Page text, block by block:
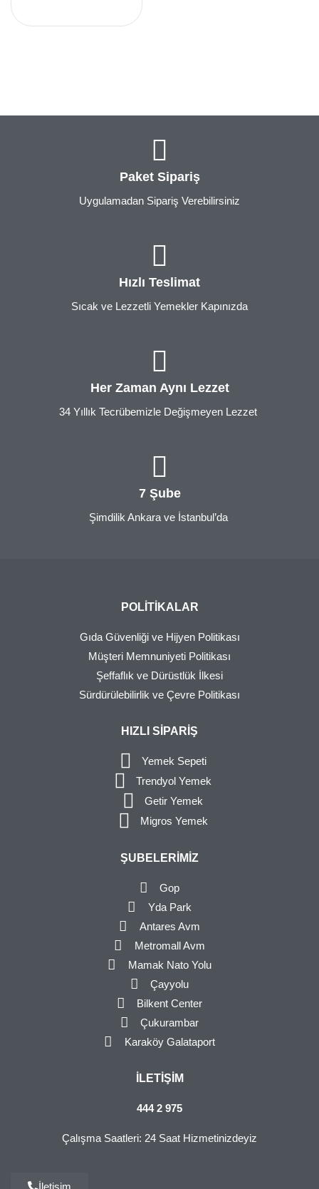
Paket Sipariş
Uygulamadan Sipariş Verebilirsiniz
Hızlı Teslimat
Sıcak ve Lezzetli Yemekler Kapınızda
Her Zaman Aynı Lezzet
34 Yıllık Tecrübemizle Değişmeyen Lezzet
7 Şube
Şimdilik Ankara ve İstanbul’da
POLITIKALAR
Gıda Güvenliği ve Hijyen Politikası
Müşteri Memnuniyeti Politikası
Şeffaflık ve Dürüstlük İlkesi
Sürdürülebilirlik ve Çevre Politikası
HIZLI SIPARIŞ
Yemek Sepeti
Trendyol Yemek
Getir Yemek
Migros Yemek
ŞUBELERIMIZ
Gop
Yda Park
Antares Avm
Metromall Avm
Mamak Nato Yolu
Çayyolu
Bilkent Center
Çukurambar
Karaköy Galataport
İLETIŞIM
444 2 975
Çalışma Saatleri: 24 Saat Hizmetinizdeyiz
İletişim